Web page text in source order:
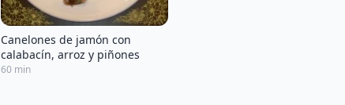
Canelones de jamón con
calabacín, arroz y piñones
60 min